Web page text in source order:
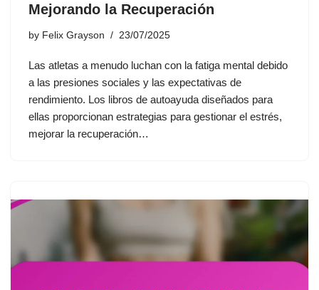
Mejorando la Recuperación
by Felix Grayson 23/07/2025
Las atletas a menudo luchan con la fatiga mental debido
a las presiones sociales y las expectativas de
rendimiento. Los libros de autoayuda diseñados para
ellas proporcionan estrategias para gestionar el estrés,
mejorar la recuperación…